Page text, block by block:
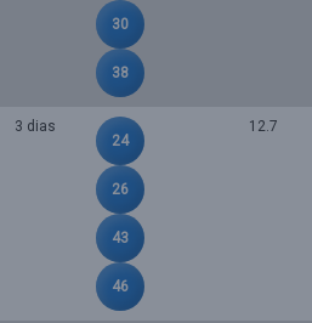
30
38
3 dias
24
26
43
46
12.7